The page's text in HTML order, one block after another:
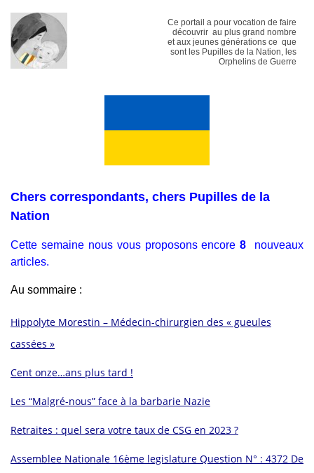
Ce portail a pour vocation de faire
découvrir au plus grand nombre
et aux jeunes générations ce que
sont les Pupilles de la Nation, les
Orphelins de Guerre
Chers correspondants, chers Pupilles de la
Nation
Cette semaine nous vous proposons encore8 nouveaux
articles.
Au sommaire :
Hippolyte Morestin – Médecin-chirurgien des « gueules
cassées »
Cent onze…ans plus tard !
Les “Malgré-nous” face à la barbarie Nazie
Retraites : quel sera votre taux de CSG en 2023 ?
Assemblee Nationale 16ème legislature Question N° : 4372 De